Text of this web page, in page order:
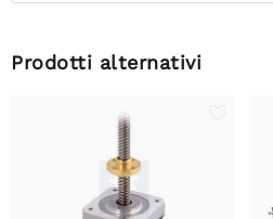
Prodotti alternativi